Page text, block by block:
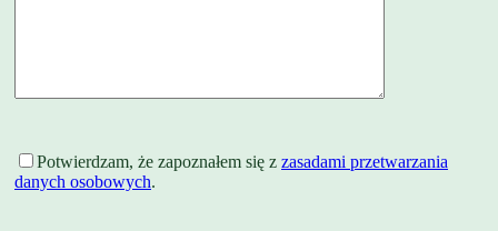
Potwierdzam, że zapoznałem się z zasadami przetwarzania
danych osobowych.